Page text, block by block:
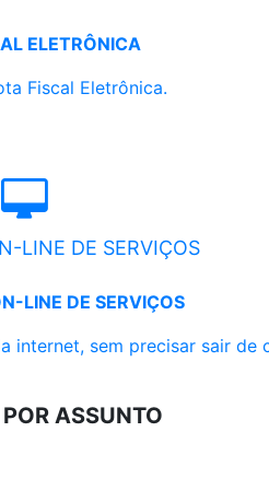
ELETRÔNICA
Fiscal Eletrônica.
LINE DE SERVIÇOS
LINE DE SERVIÇOS
internet, sem precisar sair de
ASSUNTO